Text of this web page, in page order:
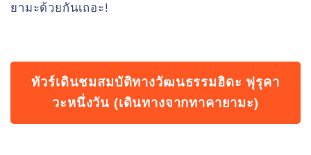
ยามะด้วยกันเถอะ!
ทัวร์เดินชมสมบัติทางวัฒนธรรมฮิดะ ฟุรุคา
วะหนึ่งวัน (เดินทางจากทาคายามะ)